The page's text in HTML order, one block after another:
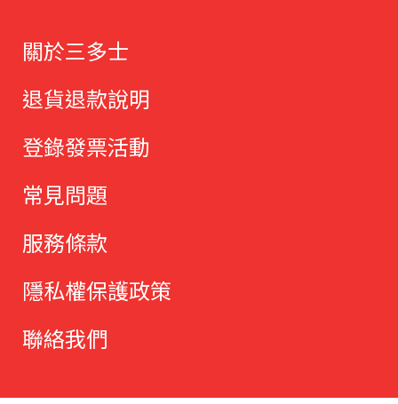
關於三多士
退貨退款說明
登錄發票活動
常見問題
服務條款
隱私權保護政策
聯絡我們